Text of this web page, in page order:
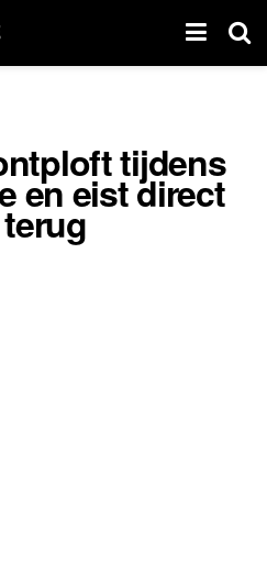
tijdens
en eist direct